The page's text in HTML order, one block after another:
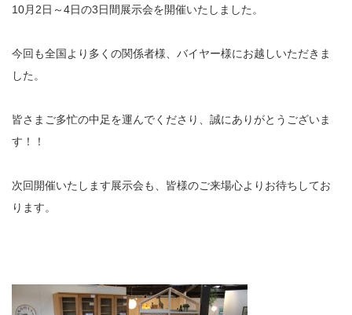
10月2日～4日の3日間展示会を開催いたしました。
今回も全国より多くの関係者様、バイヤー様にお越しいただきま
した。
皆さまご多忙の中足を運んでくださり、誠にありがとうございま
す！！
次回開催いたします展示会も、皆様のご来場心よりお待ちしてお
ります。